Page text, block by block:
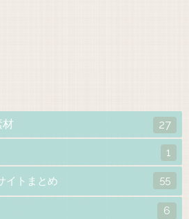
材 27
1
イトまとめ 55
6